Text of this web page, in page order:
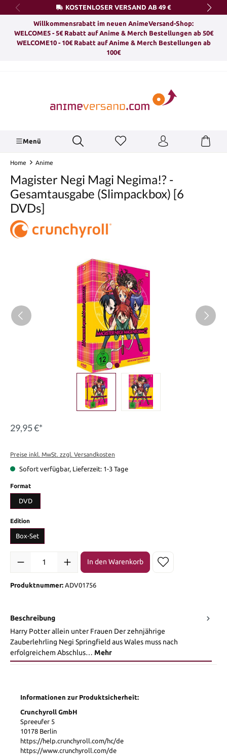
springen KOSTENLOSER VERSAND AB 49 €
Willkommensrabatt im neuen AnimeVersand-Shop:
WELCOME5 - 5€ Rabatt auf Anime & Merch Bestellungen ab 50€
WELCOME10 - 10€ Rabatt auf Anime & Merch Bestellungen ab
100€
Menü
Home Anime
Magister Negi Magi Negima!? -
Gesamtausgabe (Slimpackbox) [6
DVDs]
Bildergalerie überspringen
29,95 €*
Preise inkl. MwSt. zzgl. Versandkosten
Sofort verfügbar, Lieferzeit: 1-3 Tage
Formatauswählen
DVD
Editionauswählen
Box-Set
Produkt Anzahl: Gib den gewünschten Wert ein oder benutze die
In den Warenkorb
Produktnummer: ADV01756
Beschreibung
Harry Potter allein unter Frauen Der zehnjährige
Zauberlehrling Negi Springfield aus Wales muss nach
erfolgreichem Abschlus… Mehr
Informationen zur Produktsicherheit:
Crunchyroll GmbH
Spreeufer 5
10178 Berlin
https://help.crunchyroll.com/hc/de
https://www.crunchyroll.com/de